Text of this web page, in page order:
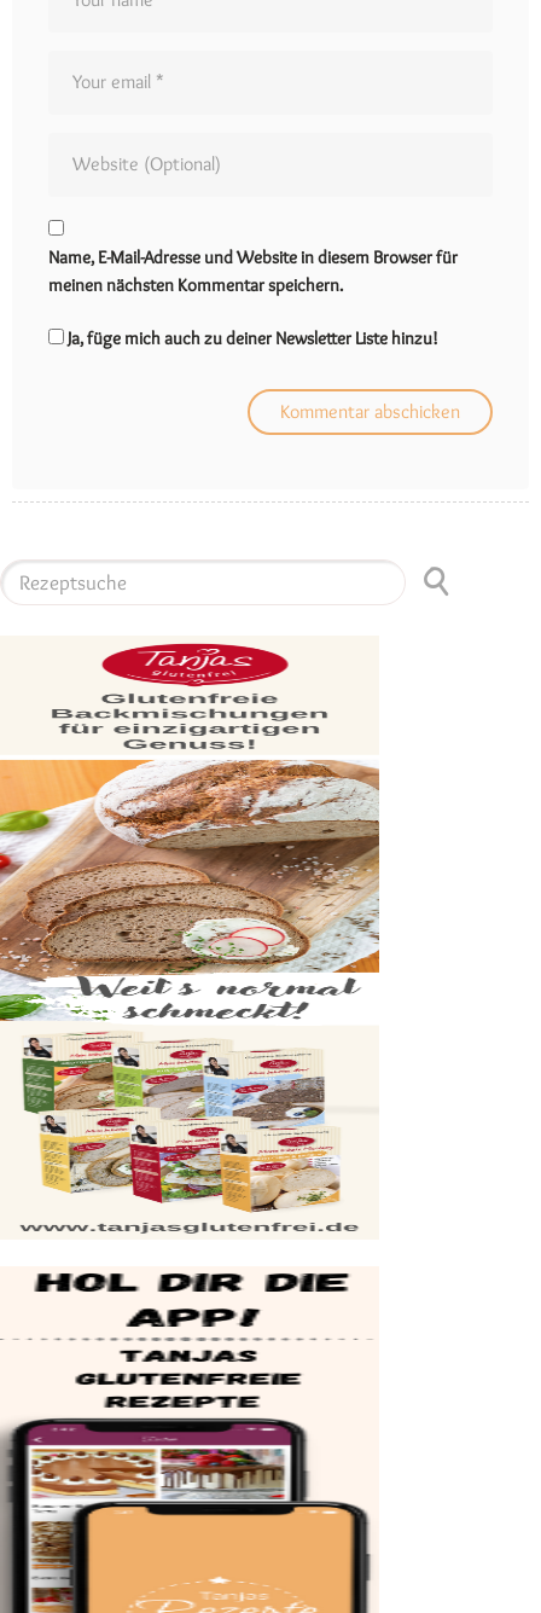
Name, E-Mail-Adresse und Website in diesem Browser für
meinen nächsten Kommentar speichern.
Ja, füge mich auch zu deiner Newsletter Liste hinzu!